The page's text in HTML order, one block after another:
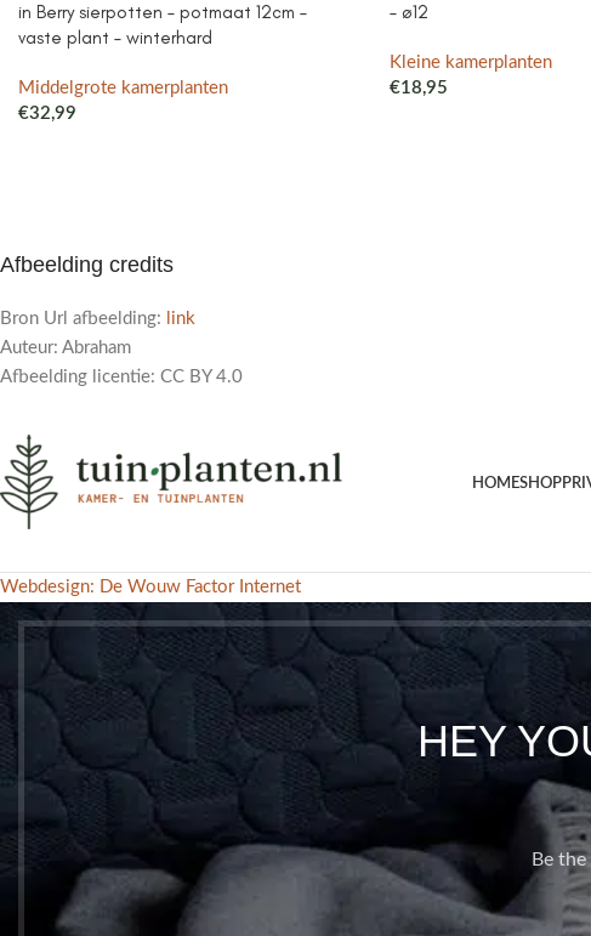
in Berry sierpotten – potmaat 12cm –
vaste plant – winterhard
Middelgrote kamerplanten
€32,99
– ø12
Kleine kamerplanten
€18,95
Afbeelding credits
Bron Url afbeelding:
link
Auteur: Abraham
Afbeelding licentie: CC BY 4.0
HOMESHOP
Webdesign: De Wouw Factor Internet
HEY
Be